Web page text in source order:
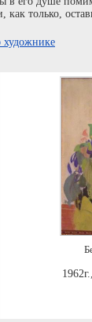
только,
художнике
1962г.,